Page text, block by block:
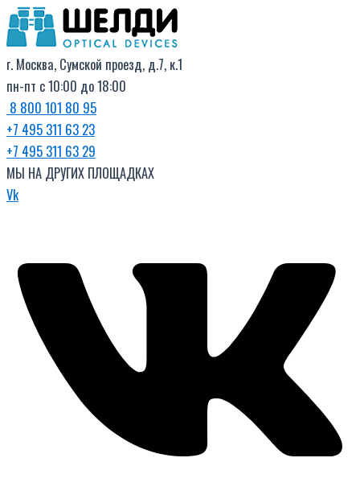
Перейти
к
содержимому
г. Москва, Сумской проезд, д.7, к.1
пн-пт с 10:00 до 18:00
8 800 101 80 95
+7 495 311 63 23
+7 495 311 63 29
МЫ НА ДРУГИХ ПЛОЩАДКАХ
Vk
Поиск
товаров